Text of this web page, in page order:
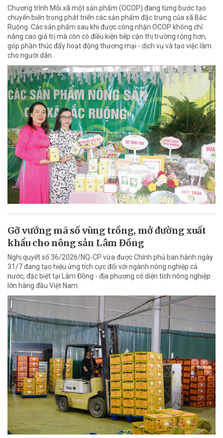
Chương trình Mỗi xã một sản phẩm (OCOP) đang từng bước tạo
chuyển biến trong phát triển các sản phẩm đặc trưng của xã Bắc
Ruộng. Các sản phẩm sau khi được công nhận OCOP không chỉ
nâng cao giá trị mà còn có điều kiện tiếp cận thị trường rộng hơn,
góp phần thúc đẩy hoạt động thương mại - dịch vụ và tạo việc làm
cho người dân.
Gỡ vướng mã số vùng trồng, mở đường xuất
khẩu cho nông sản Lâm Đồng
Nghị quyết số 36/2026/NQ-CP vừa được Chính phủ ban hành ngày
31/7 đang tạo hiệu ứng tích cực đối với ngành nông nghiệp cả
nước, đặc biệt tại Lâm Đồng - địa phương có diện tích nông nghiệp
lớn hàng đầu Việt Nam.